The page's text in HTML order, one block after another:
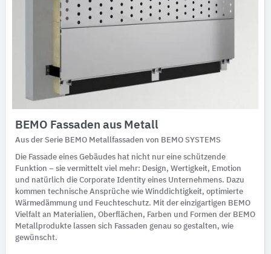
BEMO Fassaden aus Metall
Aus der Serie BEMO Metallfassaden von BEMO SYSTEMS
Die Fassade eines Gebäudes hat nicht nur eine schützende
Funktion – sie vermittelt viel mehr: Design, Wertigkeit, Emotion
und natürlich die Corporate Identity eines Unternehmens. Dazu
kommen technische Ansprüche wie Winddichtigkeit, optimierte
Wärmedämmung und Feuchteschutz. Mit der einzigartigen BEMO
Vielfalt an Materialien, Oberflächen, Farben und Formen der BEMO
Metallprodukte lassen sich Fassaden genau so gestalten, wie
gewünscht.